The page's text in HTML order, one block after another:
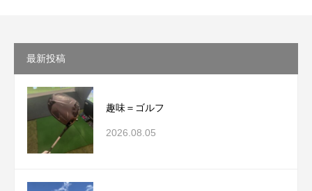
最新投稿
趣味＝ゴルフ
2026.08.05